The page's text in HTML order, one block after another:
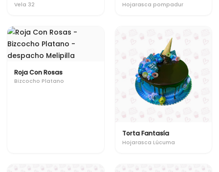
Vela 32 Hojarasca pompadur
Roja Con Rosas
Bizcocho Platano
Torta Fantasía
Hojarasca Lúcuma